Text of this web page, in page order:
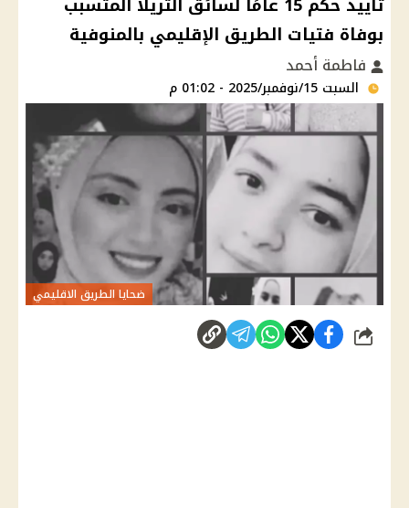
بوفاة فتيات الطريق الإقليمي بالمنوفية
فاطمة أحمد
السبت 15/نوفمبر/2025 - 01:02 م
ضحايا الطريق الاقليمي
شارك